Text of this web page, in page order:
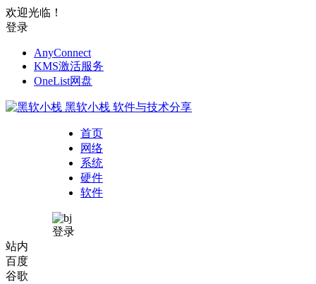
欢迎光临！
登录
AnyConnect
KMS激活服务
OneList网盘
黑软小栈 软件与技术分享
首页
网络
系统
硬件
软件
登录
站内
百度
谷歌